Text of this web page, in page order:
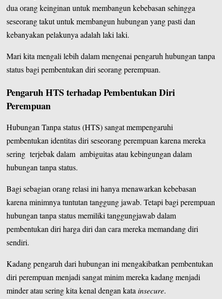
dua orang keinginan untuk membangun kebebasan sehingga
seseorang takut untuk membangun hubungan yang pasti dan
kebanyakan pelakunya adalah laki laki.
Mari kita mengali lebih dalam mengenai pengaruh hubungan tanpa
status bagi pembentukan diri seorang perempuan.
Pengaruh HTS terhadap Pembentukan Diri
Perempuan
Hubungan Tanpa status (HTS) sangat mempengaruhi
pembentukan identitas diri seseorang perempuan karena mereka
sering terjebak dalam ambiguitas atau kebingungan dalam
hubungan tanpa status.
Bagi sebagian orang relasi ini hanya menawarkan kebebasan
karena minimnya tuntutan tanggung jawab. Tetapi bagi perempuan
hubungan tanpa status memiliki tanggungjawab dalam
pembentukan diri harga diri dan cara mereka memandang diri
sendiri.
Kadang pengaruh dari hubungan ini mengakibatkan pembentukan
diri perempuan menjadi sangat minim mereka kadang menjadi
minder atau sering kita kenal dengan katainsecure.